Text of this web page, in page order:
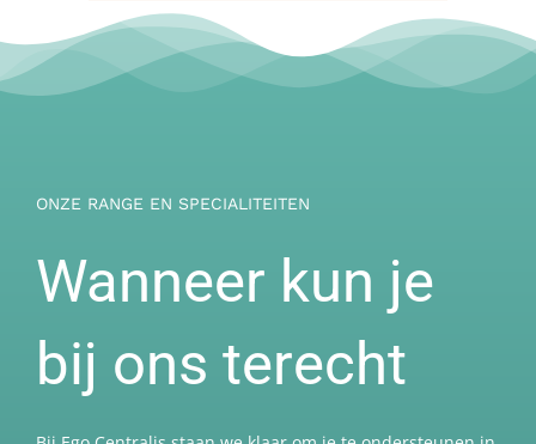
ONZE RANGE EN SPECIALITEITEN
Wanneer kun je
bij ons terecht